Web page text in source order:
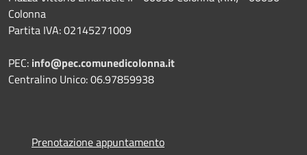
Colonna
Partita IVA: 02145271009
PEC: info@pec.comunedicolonna.it
Centralino Unico: 06.97859938
Prenotazione appuntamento